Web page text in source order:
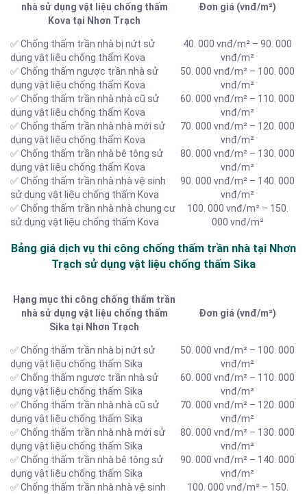
nhà sử dụng vật liệu chống thấm
Kova tại Nhơn Trạch
Đơn giá (vnđ/m²)
✅ Chống thấm trần nhà bị nứt sử
dụng vật liệu chống thấm Kova
40. 000 vnđ/m² – 90. 000
vnđ/m²
✅ Chống thấm ngược trần nhà sử
dụng vật liệu chống thấm Kova
50. 000 vnđ/m² – 100. 000
vnđ/m²
✅ Chống thấm trần nhà nhà cũ sử
dụng vật liệu chống thấm Kova
60. 000 vnđ/m² – 110. 000
vnđ/m²
✅ Chống thấm trần nhà nhà mới sử
dụng vật liệu chống thấm Kova
70. 000 vnđ/m² – 120. 000
vnđ/m²
✅ Chống thấm trần nhà bê tông sử
dụng vật liệu chống thấm Kova
80. 000 vnđ/m² – 130. 000
vnđ/m²
✅ Chống thấm trần nhà nhà vệ sinh
sử dụng vật liệu chống thấm Kova
90. 000 vnđ/m² – 140. 000
vnđ/m²
✅ Chống thấm trần nhà nhà chung cư
sử dụng vật liệu chống thấm Kova
100. 000 vnđ/m² – 150.
000 vnđ/m²
Bảng giá dịch vụ thi công chống thấm trần nhà tại Nhơn
Trạch sử dụng vật liệu chống thấm Sika
Hạng mục thi công chống thấm trần
nhà sử dụng vật liệu chống thấm
Sika tại Nhơn Trạch
Đơn giá (vnđ/m²)
✅ Chống thấm trần nhà bị nứt sử
dụng vật liệu chống thấm Sika
50. 000 vnđ/m² – 100. 000
vnđ/m²
✅ Chống thấm ngược trần nhà sử
dụng vật liệu chống thấm Sika
60. 000 vnđ/m² – 110. 000
vnđ/m²
✅ Chống thấm trần nhà nhà cũ sử
dụng vật liệu chống thấm Sika
70. 000 vnđ/m² – 120. 000
vnđ/m²
✅ Chống thấm trần nhà nhà mới sử
dụng vật liệu chống thấm Sika
80. 000 vnđ/m² – 130. 000
vnđ/m²
✅ Chống thấm trần nhà bê tông sử
dụng vật liệu chống thấm Sika
90. 000 vnđ/m² – 140. 000
vnđ/m²
✅ Chống thấm trần nhà nhà vệ sinh
100. 000 vnđ/m² – 150.